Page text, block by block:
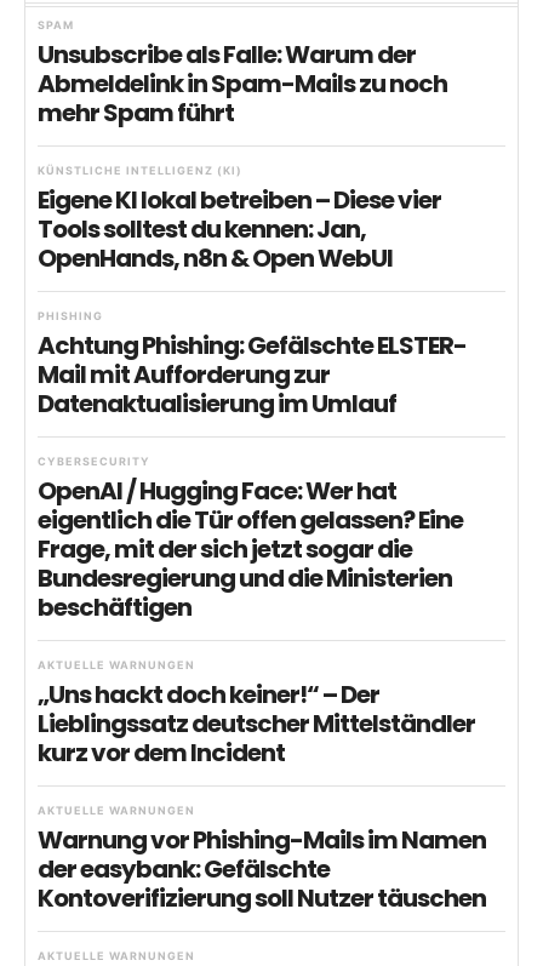
SPAM
Unsubscribe als Falle: Warum der
Abmeldelink in Spam-Mails zu noch
mehr Spam führt
KÜNSTLICHE INTELLIGENZ (KI)
Eigene KI lokal betreiben – Diese vier
Tools solltest du kennen: Jan,
OpenHands, n8n & Open WebUI
PHISHING
Achtung Phishing: Gefälschte ELSTER-
Mail mit Aufforderung zur
Datenaktualisierung im Umlauf
CYBERSECURITY
OpenAI / Hugging Face: Wer hat
eigentlich die Tür offen gelassen? Eine
Frage, mit der sich jetzt sogar die
Bundesregierung und die Ministerien
beschäftigen
AKTUELLE WARNUNGEN
„Uns hackt doch keiner!“ – Der
Lieblingssatz deutscher Mittelständler
kurz vor dem Incident
AKTUELLE WARNUNGEN
Warnung vor Phishing-Mails im Namen
der easybank: Gefälschte
Kontoverifizierung soll Nutzer täuschen
AKTUELLE WARNUNGEN